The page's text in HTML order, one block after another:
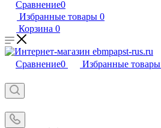
Сравнение0
Избранные товары 0
Корзина 0
Сравнение0 Избранные товары